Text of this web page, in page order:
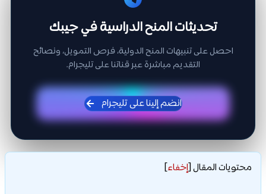
تحديثات المنح الدراسية في جيبك
احصل على تنبيهات المنح الدولية، فرص التمويل، ونصائح
التقديم مباشرة عبر قناتنا على تليجرام.
انضم إلينا على تليجرام
محتويات المقال[إخفاء]